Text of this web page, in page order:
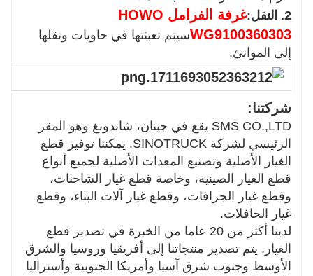
2. النقل:
غرفة الفرامل HOWO
WG9100360303سيتم تعبئتها في حاويات ونقلها
إلى الموانئ.
شركتنا:
SMS CO.,LTD يقع في جينان، شاندونغ وهو المقر
الرئيسي لشركة SINOTRUCK. يمكننا توفير قطع
الغيار الأصلية وتصنيع المعدات الأصلية لجميع أنواع
قطع الغيار الصينية، وخاصة قطع غيار الشاحنات،
وقطع غيار الجرافات، وقطع غيار آلات البناء، وقطع
غيار الحافلات.
لدينا أكثر من 20 عاما من الخبرة في تصدير قطع
الغيار. يتم تصدير منتجاتنا إلى أفريقيا وروسيا والشرق
الأوسط وجنوب شرق آسيا وأمريكا الجنوبية وأستراليا